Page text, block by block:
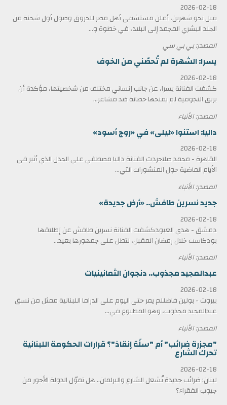
2026-02-18
قبل نحو شهرين، أعلن مستشفى أهل مصر للحروق وصول أول شحنة من
الجلد البشري المجمد إلى البلاد، في خطوة و...
المصدر: بي بي سي
يسرا: الشهرة لم تُحصّني من الخوف
2026-02-18
كشفت الفنانة يسرا، عن جانب إنساني مختلف من شخصيتها، مؤكدة أن
بريق النجومية لم يمنحها حصانة ضد مشاعر...
المصدر: الأنباء
داليا: استنوا «ليلى» في «روج أسود»
2026-02-18
القاهرة - محمد صلاحردت الفنانة داليا مصطفى على الجدل الذي أثير في
الأيام الماضية حول المنشورات التي...
المصدر: الأنباء
جديد نسرين طافش.. «أرض جديدة»
2026-02-18
دمشق - هدى العبودكشفت الفنانة نسرين طافش عن إطلاقها
بودكاست خلال رمضان المقبل، لتطل على جمهورها بعيد...
المصدر: الأنباء
عبدالمجيد مجذوب.. دنجوان الثمانينيات
2026-02-18
بيروت - بولين فاضللم يمر حتى اليوم على الدراما اللبنانية ممثل من نسق
عبدالمجيد مجذوب، وهو المطبوع في...
المصدر: الأنباء
"مجزرة ضرائب" أم "سلّة إنقاذ"؟ قرارات الحكومة اللبنانية
تحرك الشارع
2026-02-18
لبنان: ضرائب جديدة تُشعل الشارع والبرلمان.. هل تموّل الدولة الأجور من
جيوب الفقراء؟